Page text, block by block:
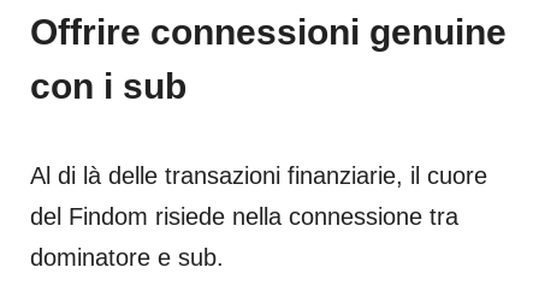
Offrire connessioni genuine
con i sub
Al di là delle transazioni finanziarie, il cuore
del Findom risiede nella connessione tra
dominatore e sub.